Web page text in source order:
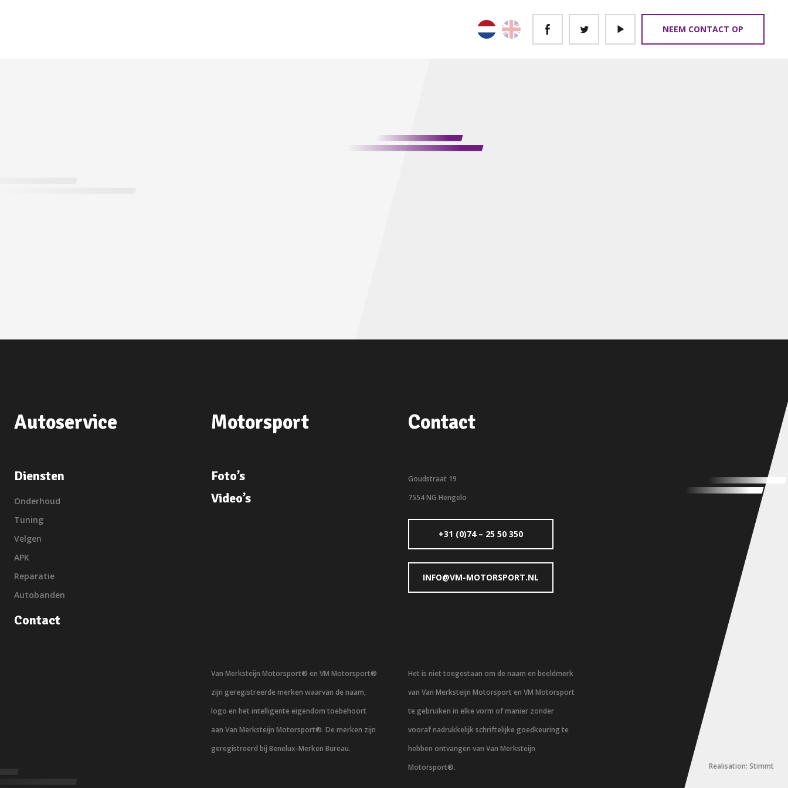
NEEM CONTACT OP
Autoservice
Diensten
Onderhoud
Tuning
Velgen
APK
Reparatie
Autobanden
Contact
Motorsport
Foto’s
Video’s
Contact
Goudstraat 19
7554 NG Hengelo
+31 (0)74 – 25 50 350
INFO@VM-MOTORSPORT.NL
Van Merksteijn Motorsport® en VM Motorsport®
zijn geregistreerde merken waarvan de naam,
logo en het intelligente eigendom toebehoort
aan Van Merksteijn Motorsport®. De merken zijn
geregistreerd bij Benelux-Merken Bureau.
Het is niet toegestaan om de naam en beeldmerk
van Van Merksteijn Motorsport en VM Motorsport
te gebruiken in elke vorm of manier zonder
vooraf nadrukkelijk schriftelijke goedkeuring te
hebben ontvangen van Van Merksteijn
Motorsport®.
Realisation: Stimmt